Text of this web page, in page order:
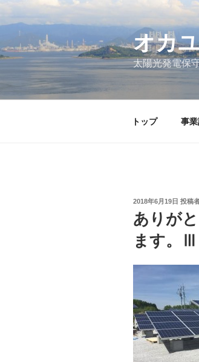
ン
オカ
太陽光発電保
トップ 事
投
稿
日:
2018年6月19日 投稿
ありが
ます。Ⅲ